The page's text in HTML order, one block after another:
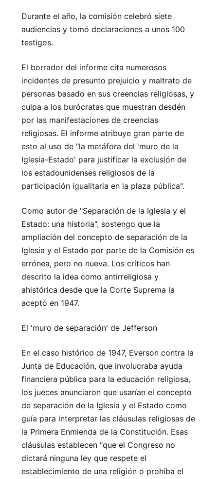
Durante el año, la comisión celebró siete
audiencias y tomó declaraciones a unos 100
testigos.
El borrador del informe cita numerosos
incidentes de presunto prejuicio y maltrato de
personas basado en sus creencias religiosas, y
culpa a los burócratas que muestran desdén
por las manifestaciones de creencias
religiosas. El informe atribuye gran parte de
esto al uso de "la metáfora del 'muro de la
Iglesia-Estado' para justificar la exclusión de
los estadounidenses religiosos de la
participación igualitaria en la plaza pública".
Como autor de "Separación de la Iglesia y el
Estado: una historia", sostengo que la
ampliación del concepto de separación de la
Iglesia y el Estado por parte de la Comisión es
errónea, pero no nueva. Los críticos han
descrito la idea como antirreligiosa y
ahistórica desde que la Corte Suprema la
aceptó en 1947.
El 'muro de separación' de Jefferson
En el caso histórico de 1947, Everson contra la
Junta de Educación, que involucraba ayuda
financiera pública para la educación religiosa,
los jueces anunciaron que usarían el concepto
de separación de la Iglesia y el Estado como
guía para interpretar las cláusulas religiosas de
la Primera Enmienda de la Constitución. Esas
cláusulas establecen "que el Congreso no
dictará ninguna ley que respete el
establecimiento de una religión o prohíba el